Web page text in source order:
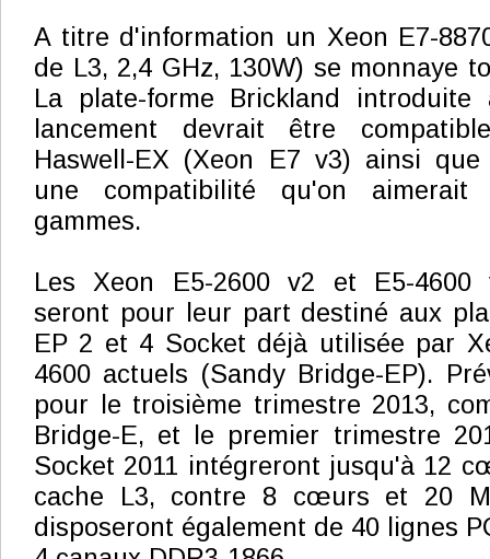
A titre d'information un Xeon E7-
de L3, 2,4 GHz, 130W) se monnaye
La plate-forme Brickland
lancement devrait être
Haswell-EX (Xeon E7 v3) ainsi que
une compatibilité qu'on
gammes.
Les Xeon E5-2600 v2 et E5-4600
seront pour leur part destiné aux
EP 2 et 4 Socket déjà utilisée par
4600 actuels (Sandy Bridge-EP).
pour le troisième trimestre 2013,
Bridge-E, et le premier trimestre
Socket 2011 intégreront jusqu'à 12
cache L3, contre 8 cœurs et 20
disposeront également de 40 lignes